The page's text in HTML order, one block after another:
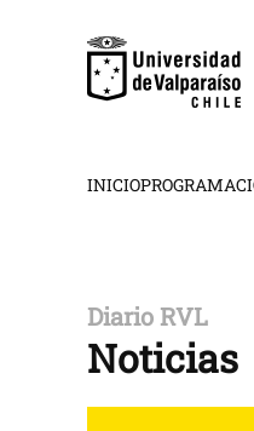
Skip to main content
INICIO
Diario RVL
Noticias